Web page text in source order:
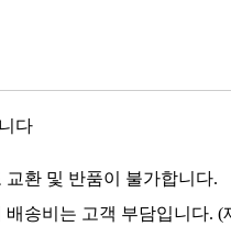
다
환 및 반품이 불가합니다.
송비는 고객 부담입니다.